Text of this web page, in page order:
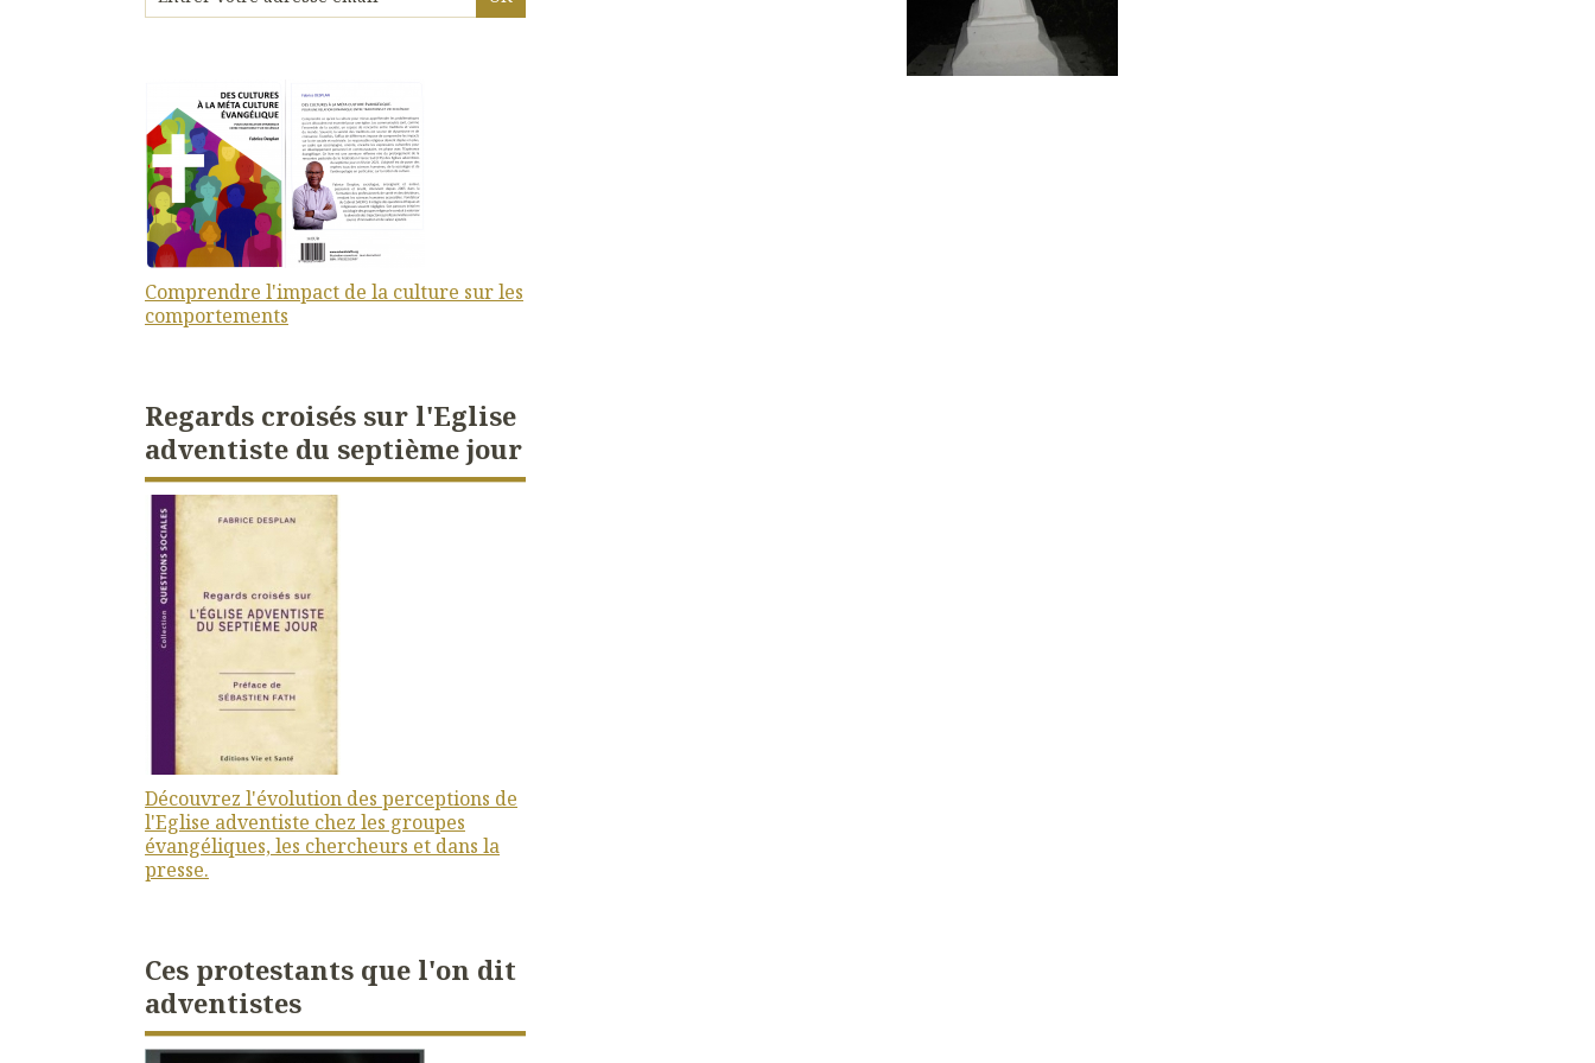
Comprendre l'impact de la culture sur les
comportements
Regards croisés sur l'Eglise
adventiste du septième jour
Découvrez l'évolution des perceptions de
l'Eglise adventiste chez les groupes
évangéliques, les chercheurs et dans la
presse.
Ces protestants que l'on dit
adventistes